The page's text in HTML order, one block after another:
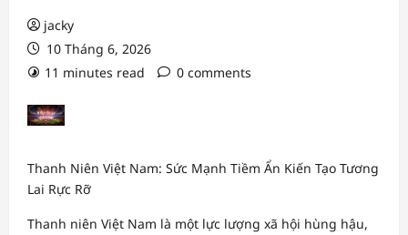
jacky
10 Tháng 6, 2026
11 minutes read
0 comments
Thanh Niên Việt Nam: Sức Mạnh Tiềm Ẩn Kiến Tạo Tương
Lai Rực Rỡ
Thanh niên Việt Nam là một lực lượng xã hội hùng hậu,